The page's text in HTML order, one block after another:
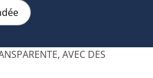
AVEC DES